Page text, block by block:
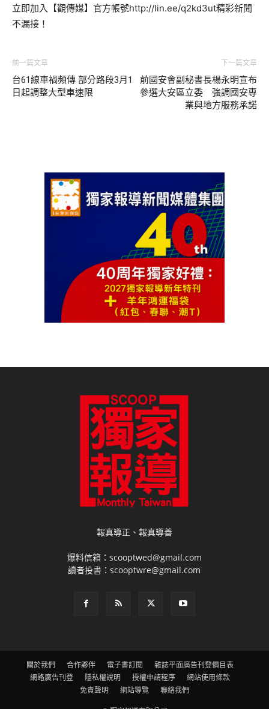
立即加入【觀傳媒】官方帳號http://lin.ee/q2kd3ut精彩新聞
不漏接！
前一篇文章
台61線車禍頻傳 部分路段3月1
日起調整大型車速限
下一篇文章
前國安會副秘書長楊永明宣布
參選大安區立委 強調國安專
業與地方服務承諾
報真導正、報真導善
爆料信箱：scooptwed@gmail.com
讀者投書：scooptwre@gmail.com
關於我們 合作夥伴 電子書訂閱
雜誌平面廣告刊登價目表
網路廣告刊登
隱私權說明 授權申請程序
網站使用條款
免責聲明
網站導覽 聯絡我們